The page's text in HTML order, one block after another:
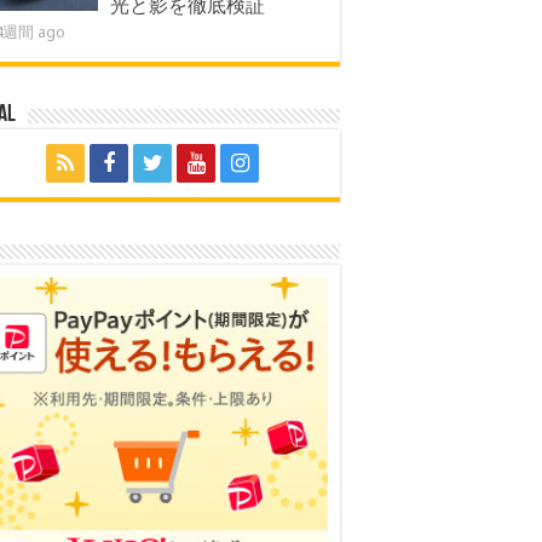
間 ago